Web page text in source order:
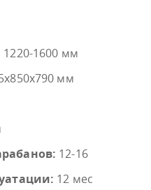
1220-1600 мм
мм
12-16
12 мес